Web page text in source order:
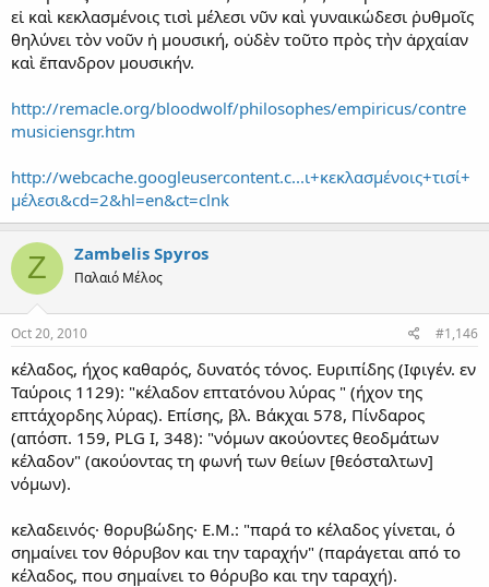
εἰ καὶ κεκλασμένοις τισὶ μέλεσι νῦν καὶ γυναικώδεσι ῥυθμοῖς
θηλύνει τὸν νοῦν ἡ μουσική, οὐδὲν τοῦτο πρὸς τὴν ἀρχαίαν
καὶ ἔπανδρον μουσικήν.
http://remacle.org/bloodwolf/philosophes/empiricus/contre
musiciensgr.htm
http://webcache.googleusercontent.c...ι+κεκλασμένοις+τισί+
μέλεσι&cd=2&hl=en&ct=clnk
Z Zambelis Spyros
Παλαιό Μέλος
Oct 20, 2010 #1,146
κέλαδος, ήχος καθαρός, δυνατός τόνος. Ευριπίδης (Ιφιγέν. εν
Ταύροις 1129): "κέλαδον επτατόνου λύρας " (ήχον της
επτάχορδης λύρας). Επίσης, βλ. Βάκχαι 578, Πίνδαρος
(απόσπ. 159, PLG Ι, 348): "νόμων ακούοντες θεοδμάτων
κέλαδον" (ακούοντας τη φωνή των θείων [θεόσταλτων]
νόμων).
κελαδεινός· θορυβώδης· Ε.Μ.: "παρά το κέλαδος γίνεται, ό
σημαίνει τον θόρυβον και την ταραχήν" (παράγεται από το
κέλαδος, που σημαίνει το θόρυβο και την ταραχή).